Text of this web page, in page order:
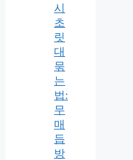
시
초
릿
대
묶
는
법:
무
매
듭
방